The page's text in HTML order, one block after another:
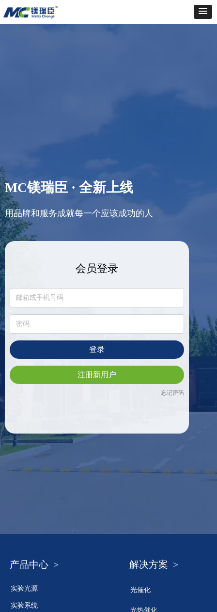
登录
注册新用户
忘记密码
会员登录
MC镁瑞臣 · 全新上线
用品牌和服务成就每一个应该成功的人
产品中心 >
实验光源
实验系统
解决方案 >
光催化
光热催化